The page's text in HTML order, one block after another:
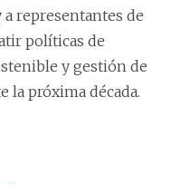
representantes de
políticas de
y gestión de
la próxima década.